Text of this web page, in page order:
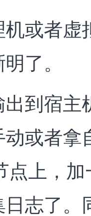
或者虚
了。
到宿主
或者拿
点上，
志了。